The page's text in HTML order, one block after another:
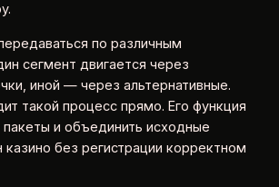
по различным
сегмент двигается через
иной — через альтернативные.
такой процесс прямо. Его функция
и объединить исходные
казино без регистрации корректном